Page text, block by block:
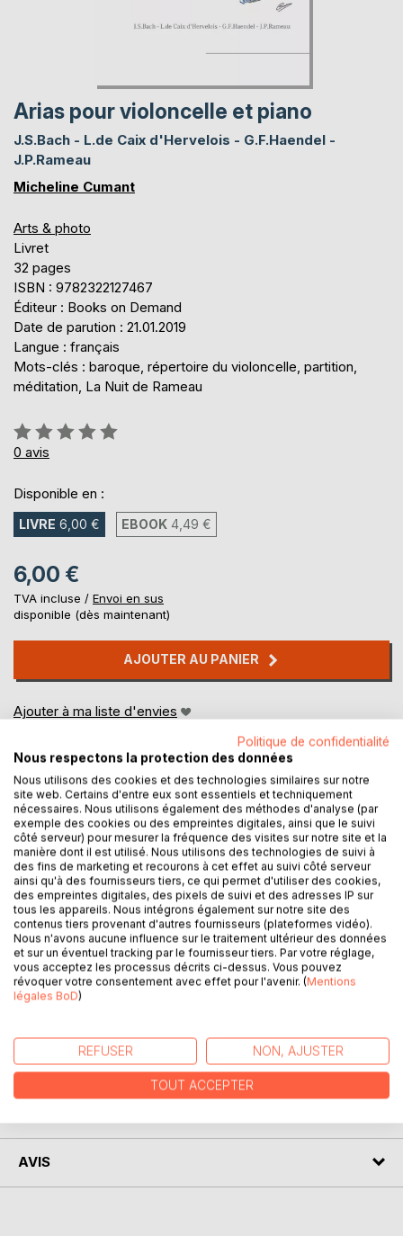
Arias pour violoncelle et piano
J.S.Bach - L.de Caix d'Hervelois - G.F.Haendel -
J.P.Rameau
Micheline Cumant
Arts & photo
Livret
32 pages
ISBN : 9782322127467
Éditeur : Books on Demand
Date de parution : 21.01.2019
Langue : français
Mots-clés : baroque, répertoire du violoncelle, partition,
méditation, La Nuit de Rameau
Évaluation:
0%
0 avis
Disponible en :
LIVRE 6,00 € EBOOK 4,49 €
6,00 €
TVA incluse / Envoi en sus
disponible (dès maintenant)
AJOUTER AU PANIER
Ajouter à ma liste d'envies
DESCRIPTION
Les oeuvres présentées ici sont extraites de suites
instrumentales ou d'airs d'opéras, datant de la période
baroque. Les compositeurs : les allemands J.S.Bach (Aria)
et G.F.Haendel (Aria et Larghetto), et les français L. de
Caix d'Hervelois (Plainte) et J.P.Rameau (Air) ont tous
AUTEUR(S)
AVIS
Politique de confidentialité
Nous respectons la protection des données
Nous utilisons des cookies et des technologies similaires sur notre
site web. Certains d'entre eux sont essentiels et techniquement
nécessaires. Nous utilisons également des méthodes d'analyse (par
exemple des cookies ou des empreintes digitales, ainsi que le suivi
côté serveur) pour mesurer la fréquence des visites sur notre site et la
manière dont il est utilisé. Nous utilisons des technologies de suivi à
des fins de marketing et recourons à cet effet au suivi côté serveur
ainsi qu'à des fournisseurs tiers, ce qui permet d'utiliser des cookies,
des empreintes digitales, des pixels de suivi et des adresses IP sur
tous les appareils. Nous intégrons également sur notre site des
contenus tiers provenant d'autres fournisseurs (plateformes vidéo).
Nous n'avons aucune influence sur le traitement ultérieur des données
et sur un éventuel tracking par le fournisseur tiers. Par votre réglage,
vous acceptez les processus décrits ci-dessus. Vous pouvez
révoquer votre consentement avec effet pour l'avenir. (Mentions
légales BoD)
REFUSER NON, AJUSTER
TOUT ACCEPTER